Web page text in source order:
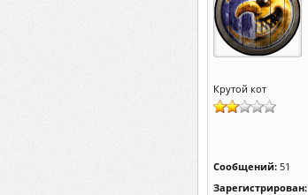
Крутой кот
Сообщений: 51
Зарегистрирован: